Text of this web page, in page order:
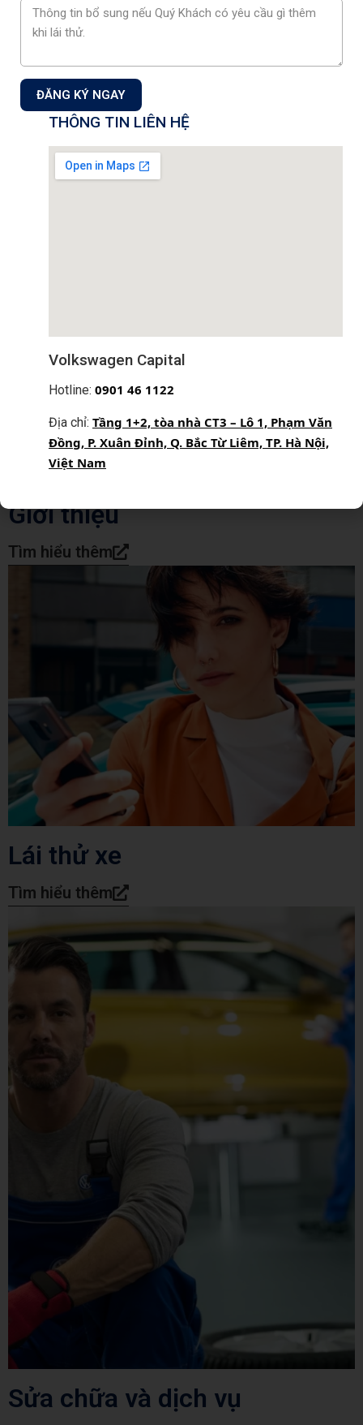
Showroom 4S:Tầng 1+2 tòa nhà CT3 – Lô 1, Phạm Văn
Đồng, Phường Xuân Đỉnh, TP Hà Nội, Việt Nam
Email: infor@volkswagencapital.vn
Hotline: 090 146 11 22
Giới thiệu
Tìm hiểu thêm
Lái thử xe
Tìm hiểu thêm
Sửa chữa và dịch vụ
ĐĂNG KÝ NGAY
THÔNG TIN LIÊN HỆ
Volkswagen Capital
Hotline: 0901 46 1122
Địa chỉ: Tầng 1+2, tòa nhà CT3 – Lô 1, Phạm Văn
Đồng, P. Xuân Đỉnh, Q. Bắc Từ Liêm, TP. Hà Nội,
Việt Nam